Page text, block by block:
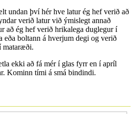
undan því hér hve latur ég hef verið að
verið latur við ýmislegt annað
að ég hef verið hrikalega duglegur í
boltann á hverjum degi og verið
mataræði.
ekki að fá mér í glas fyrr en í apríl
Kominn tími á smá bindindi.